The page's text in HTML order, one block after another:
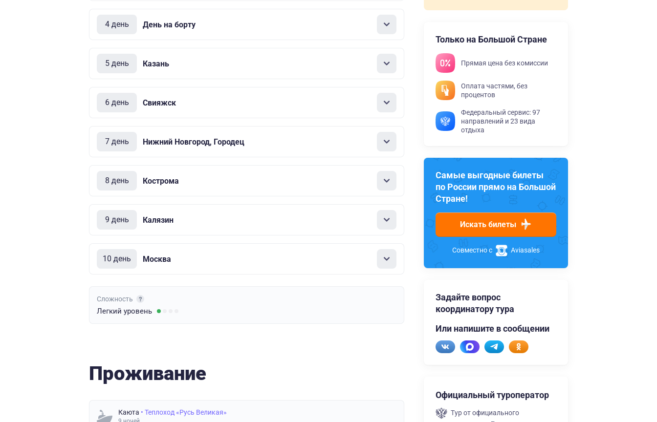
4 день День на борту
5 день Казань
6 день Свияжск
7 день Нижний Новгород, Городец
8 день Кострома
9 день Калязин
10 день Москва
Сложность
Легкий уровень
Проживание
Каюта • Теплоход «Русь Великая»
Только на Большой Стране
Прямая цена без комиссии
Оплата частями, без
процентов
Федеральный сервис: 97
направлений и 23 вида
отдыха
Самые выгодные билеты
по России прямо на Большой
Стране!
Искать билеты
Совместно с Aviasales
Задайте вопрос
координатору тура
Или напишите в сообщении
Официальный туроператор
Тур от официального